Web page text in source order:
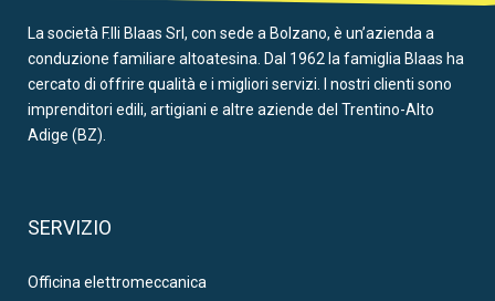
La società F.lli Blaas Srl, con sede a Bolzano, è un’azienda a
conduzione familiare altoatesina. Dal 1962 la famiglia Blaas ha
cercato di offrire qualità e i migliori servizi. I nostri clienti sono
imprenditori edili, artigiani e altre aziende del Trentino-Alto
Adige (BZ).
SERVIZIO
Officina elettromeccanica